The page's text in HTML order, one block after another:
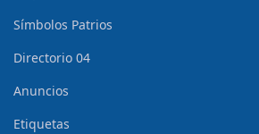
Símbolos Patrios
Directorio 04
Anuncios
Etiquetas